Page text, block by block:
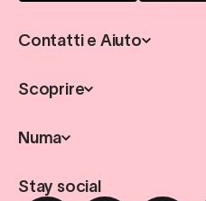
Contatti e Aiuto
Scoprire
Numa
Stay social